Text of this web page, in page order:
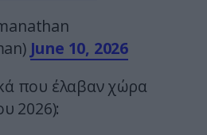
June 10, 2026
που έλαβαν χώρα
2026):